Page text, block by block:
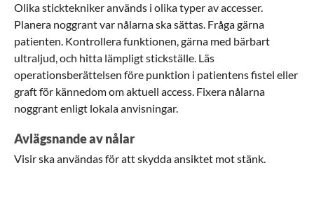
Olika sticktekniker används i olika typer av accesser.
Planera noggrant var nålarna ska sättas. Fråga gärna
patienten. Kontrollera funktionen,gärna med bärbart
ultraljud, och hitta lämpligt stickställe. Läs
operationsberättelsen före punktion i patientens fistel eller
graft för kännedom om aktuell access. Fixera nålarna
noggrant enligt lokala anvisningar.
Avlägsnande av nålar
Visir ska användas för att skydda ansiktet mot stänk.